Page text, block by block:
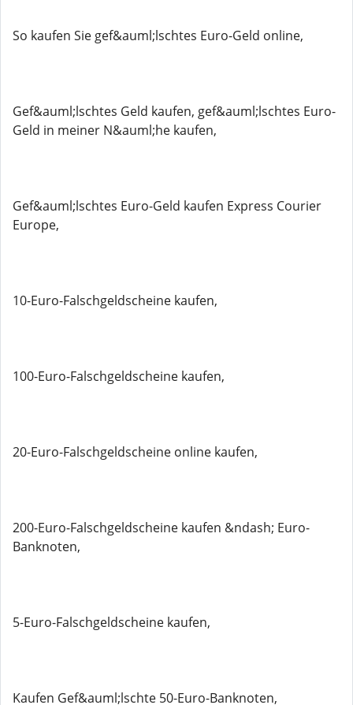
So kaufen Sie gef&auml;lschtes Euro-Geld online,
Gef&auml;lschtes Geld kaufen, gef&auml;lschtes Euro-
Geld in meiner N&auml;he kaufen,
Gef&auml;lschtes Euro-Geld kaufen Express Courier
Europe,
10-Euro-Falschgeldscheine kaufen,
100-Euro-Falschgeldscheine kaufen,
20-Euro-Falschgeldscheine online kaufen,
200-Euro-Falschgeldscheine kaufen &ndash; Euro-
Banknoten,
5-Euro-Falschgeldscheine kaufen,
Kaufen Gef&auml;lschte 50-Euro-Banknoten,